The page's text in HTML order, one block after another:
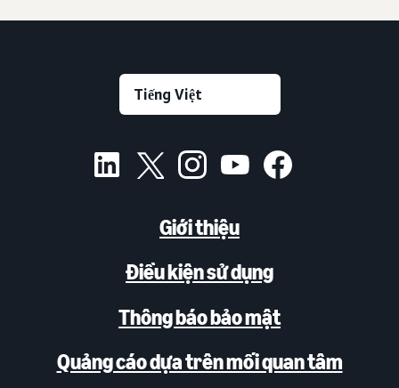
Giới thiệu
Điều kiện sử dụng
Thông báo bảo mật
Quảng cáo dựa trên mối quan tâm